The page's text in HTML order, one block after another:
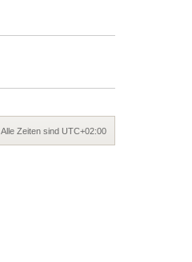
Alle Zeiten sind UTC+02:00